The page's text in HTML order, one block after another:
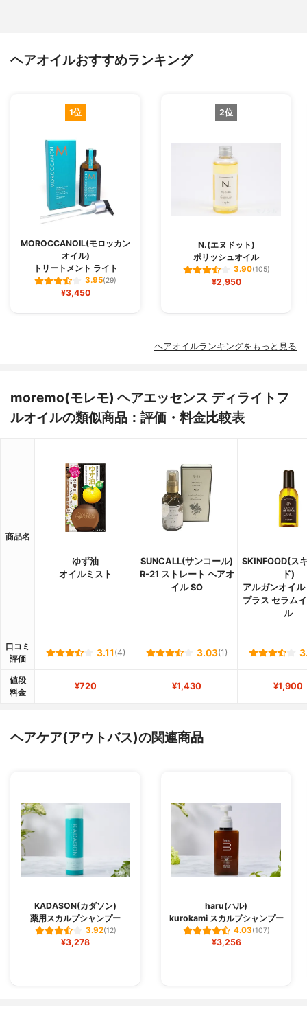
ヘアオイルおすすめランキング
1位
MOROCCANOIL(モロッカン
オイル)
トリートメント ライト
3.95(29)
¥3,450
2位
N.(エヌドット)
ポリッシュオイル
3.90(105)
¥2,950
ヘアオイルランキングをもっと見る
moremo(モレモ) ヘアエッセンス ディライトフ
ルオイルの類似商品：評価・料金比較表
商品名
ゆず油
オイルミスト
SUNCALL(サンコール)
R-21 ストレート ヘアオ
イル SO
SKINFOOD(ス
ド)
アルガンオイル
プラス セラム
ル
口コミ
評価
3.11 (4) 3.03(1)
値段
料金
¥720 ¥1,430 ¥1,900
ヘアケア(アウトバス)の関連商品
KADASON(カダソン)
薬用スカルプシャンプー
3.92(12)
¥3,278
haru(ハル)
kurokami スカルプシャンプー
4.03(107)
¥3,256